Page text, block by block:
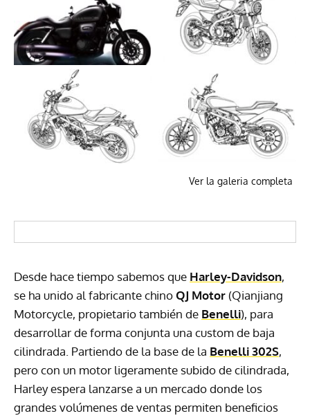
Ver la galeria completa
Desde hace tiempo sabemos que Harley-Davidson,
se ha unido al fabricante chinoQJ Motor(Qianjiang
Motorcycle, propietario también de Benelli), para
desarrollar de forma conjunta una custom de baja
cilindrada. Partiendo de la base de la Benelli 302S,
pero con un motor ligeramente subido de cilindrada,
Harley espera lanzarse a un mercado donde los
grandes volúmenes de ventas permiten beneficios